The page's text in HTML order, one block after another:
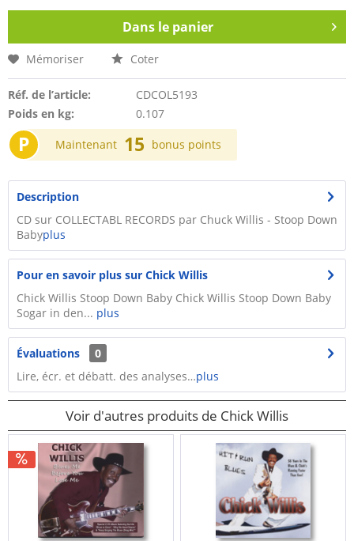
Dans le panier
Mémoriser Coter
Réf. de l’article:
CDCOL5193
Poids en kg:
0.107
P Maintenant 15 bonus points
Description
CD sur COLLECTABL RECORDS par Chuck Willis - Stoop Down
Babyplus
Pour en savoir plus sur Chick Willis
Chick Willis Stoop Down Baby Chick Willis Stoop Down Baby
Sogar in den... plus
Évaluations
0
Lire, écr. et débatt. des analyses…plus
Voir d'autres produits de Chick Willis